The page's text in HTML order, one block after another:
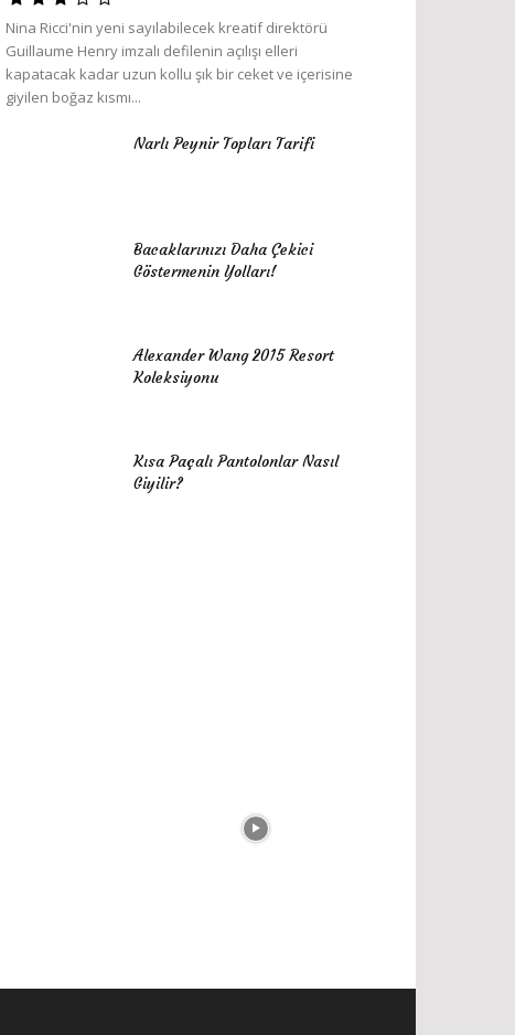
Nina Ricci'nin yeni sayılabilecek kreatif direktörü
Guillaume Henry imzalı defilenin açılışı elleri
kapatacak kadar uzun kollu şık bir ceket ve içerisine
giyilen boğaz kısmı...
Narlı Peynir Topları Tarifi
Bacaklarınızı Daha Çekici
Göstermenin Yolları!
Alexander Wang 2015 Resort
Koleksiyonu
Kısa Paçalı Pantolonlar Nasıl
Giyilir?